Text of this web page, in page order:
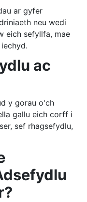
ar gyfer
neu wedi
eich sefyllfa, mae
ac
y gorau o'ch
gallu eich corff i
sef rhagsefydlu,